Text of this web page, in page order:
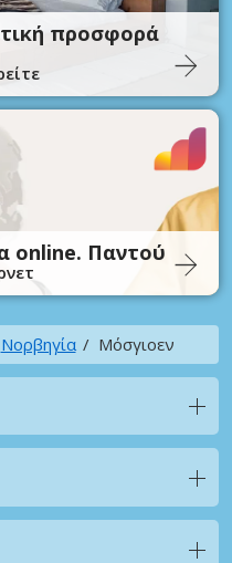
προσφορά
online. Παντού
Νορβηγία Μόσγιοεν